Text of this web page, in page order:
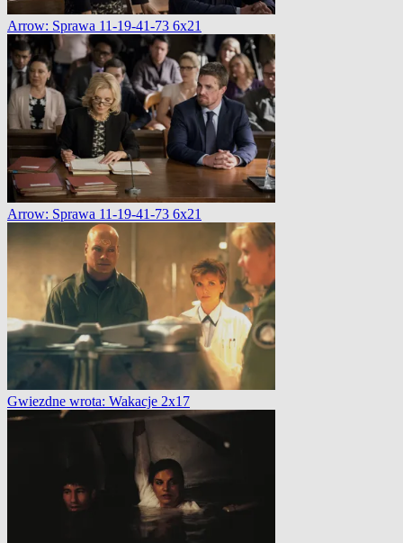
Arrow: Sprawa 11-19-41-73 6x21
Arrow: Sprawa 11-19-41-73 6x21
Gwiezdne wrota: Wakacje 2x17